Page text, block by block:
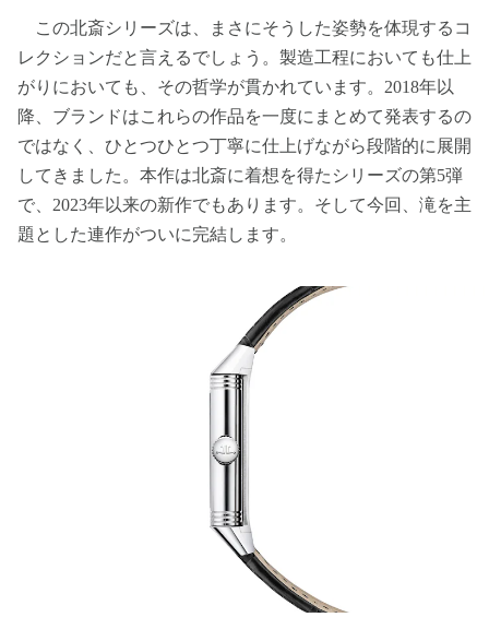
この北斎シリーズは、まさにそうした姿勢を体現するコ
レクションだと言えるでしょう。製造工程においても仕上
がりにおいても、その哲学が貫かれています。2018年以
降、ブランドはこれらの作品を一度にまとめて発表するの
ではなく、ひとつひとつ丁寧に仕上げながら段階的に展開
してきました。本作は北斎に着想を得たシリーズの第5弾
で、2023年以来の新作でもあります。そして今回、滝を主
題とした連作がついに完結します。